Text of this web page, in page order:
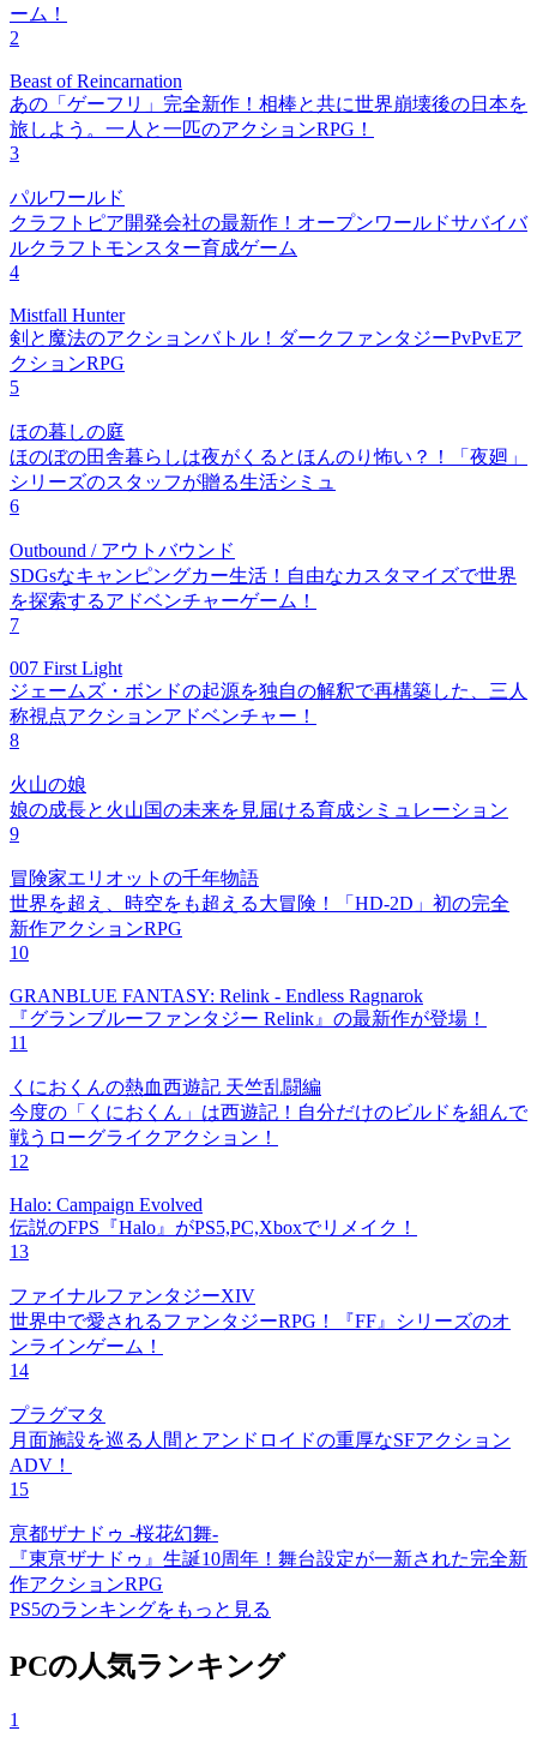
ーム！
2
Beast of Reincarnation
あの「ゲーフリ」完全新作！相棒と共に世界崩壊後の日本を
旅しよう。一人と一匹のアクションRPG！
3
パルワールド
クラフトピア開発会社の最新作！オープンワールドサバイバ
ルクラフトモンスター育成ゲーム
4
Mistfall Hunter
剣と魔法のアクションバトル！ダークファンタジーPvPvEア
クションRPG
5
ほの暮しの庭
ほのぼの田舎暮らしは夜がくるとほんのり怖い？！「夜廻」
シリーズのスタッフが贈る生活シミュ
6
Outbound / アウトバウンド
SDGsなキャンピングカー生活！自由なカスタマイズで世界
を探索するアドベンチャーゲーム！
7
007 First Light
ジェームズ・ボンドの起源を独自の解釈で再構築した、三人
称視点アクションアドベンチャー！
8
火山の娘
娘の成長と火山国の未来を見届ける育成シミュレーション
9
冒険家エリオットの千年物語
世界を超え、時空をも超える大冒険！「HD-2D」初の完全
新作アクションRPG
10
GRANBLUE FANTASY: Relink - Endless Ragnarok
『グランブルーファンタジー Relink』の最新作が登場！
11
くにおくんの熱血西遊記 天竺乱闘編
今度の「くにおくん」は西遊記！自分だけのビルドを組んで
戦うローグライクアクション！
12
Halo: Campaign Evolved
伝説のFPS『Halo』がPS5,PC,Xboxでリメイク！
13
ファイナルファンタジーXIV
世界中で愛されるファンタジーRPG！『FF』シリーズのオ
ンラインゲーム！
14
プラグマタ
月面施設を巡る人間とアンドロイドの重厚なSFアクション
ADV！
15
亰都ザナドゥ -桜花幻舞-
『東亰ザナドゥ』生誕10周年！舞台設定が一新された完全新
作アクションRPG
PS5のランキングをもっと見る
PCの人気ランキング
1